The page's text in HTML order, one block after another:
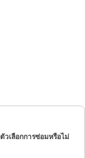
วเลือกการซ่อมหรือไม่